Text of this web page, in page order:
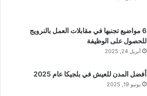
6 مواضيع تجنبها في مقابلات العمل بالنرويج
للحصول على الوظيفة
أبريل 24, 2025
أفضل المدن للعيش في بلجيكا عام 2025
يونيو 19, 2025